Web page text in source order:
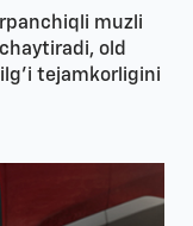
muzli
old
tejamkorligini